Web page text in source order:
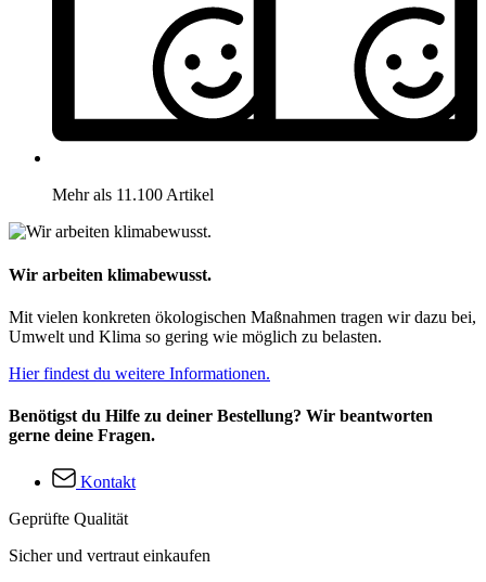
Mehr als 11.100 Artikel
Wir arbeiten klimabewusst.
Mit vielen konkreten ökologischen Maßnahmen tragen wir dazu bei,
Umwelt und Klima so gering wie möglich zu belasten.
Hier findest du weitere Informationen.
Benötigst du Hilfe zu deiner Bestellung? Wir beantworten
gerne deine Fragen.
Kontakt
Geprüfte Qualität
Sicher und vertraut einkaufen